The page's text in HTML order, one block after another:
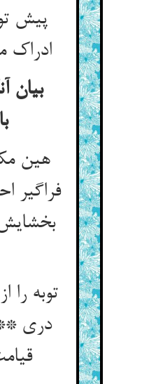
پیش
ادراک
بیان
هین
فراگیر
توبه را
دری **